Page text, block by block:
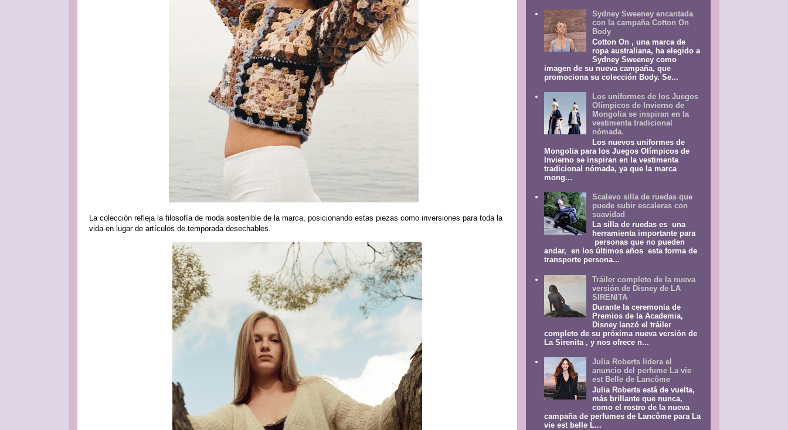
La colección refleja la filosofía de moda sostenible de la marca, posicionando estas piezas como inversiones para toda la
vida en lugar de artículos de temporada desechables.
Sydney Sweeney encantada
con la campaña Cotton On
Body
Cotton On , una marca de
ropa australiana, ha elegido a
Sydney Sweeney como
imagen de su nueva campaña, que
promociona su colección Body. Se...
Los uniformes de los Juegos
Olímpicos de Invierno de
Mongolia se inspiran en la
vestimenta tradicional
nómada.
Los nuevos uniformes de
Mongolia para los Juegos Olímpicos de
Invierno se inspiran en la vestimenta
tradicional nómada, ya que la marca
mong...
Scalevo silla de ruedas que
puede subir escaleras con
suavidad
La silla de ruedas es una
herramienta importante para
personas que no pueden
andar, en los últimos años esta forma de
transporte persona...
Tráiler completo de la nueva
versión de Disney de LA
SIRENITA
Durante la ceremonia de
Premios de la Academia,
Disney lanzó el tráiler
completo de su próxima nueva versión de
La Sirenita , y nos ofrece n...
Julia Roberts lidera el
anuncio del perfume La vie
est Belle de Lancôme
Julia Roberts está de vuelta,
más brillante que nunca,
como el rostro de la nueva
campaña de perfumes de Lancôme para La
vie est belle L...